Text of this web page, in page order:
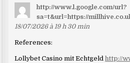
http://www.l.google.com/url?
sa=t&url=https://
18/07/2026 à 19 h 30 min
References:
Lollybet Casino mit Echtgeld http://